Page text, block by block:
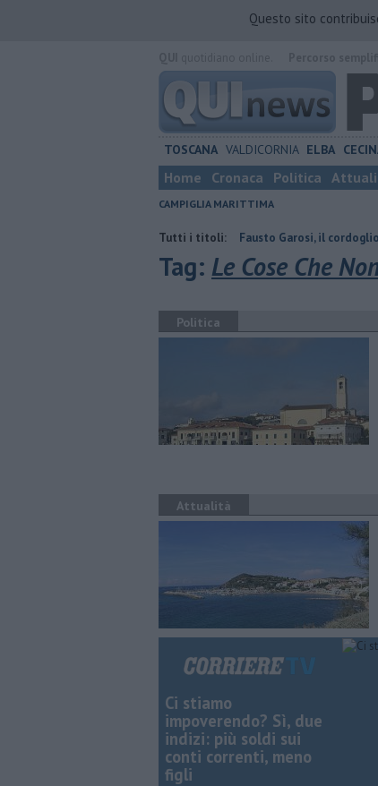
Questo sito
TOSCANA VALDICORNIA ELBA
Home Cronaca Politica
CAMPIGLIA MARITTIMA
Tutti i titoli:
Addio al dottor Fausto Garosi, il cordoglio Da
Tag: Le Cose Che
Politica
Attualità
Ci stiamo
impoverendo? Sì, due
indizi: più soldi sui
conti correnti, meno
figli